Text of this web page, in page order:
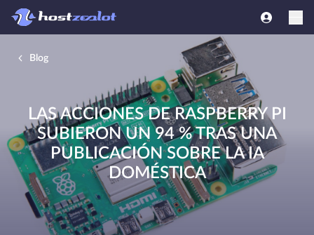
Blog
LAS ACCIONES DE RASPBERRY PI
SUBIERON UN 94 % TRAS UNA
PUBLICACIÓN SOBRE LA IA
DOMÉSTICA